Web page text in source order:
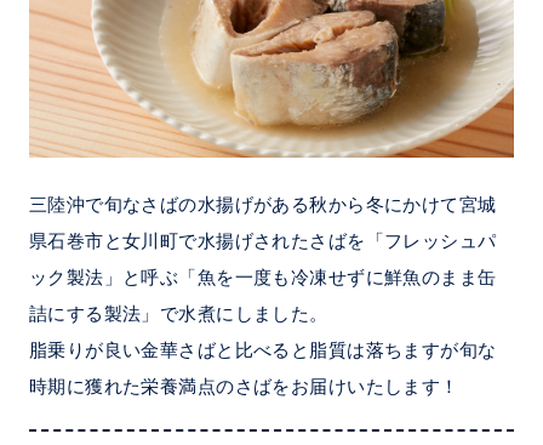
三陸沖で旬なさばの水揚げがある秋から冬にかけて宮城
県石巻市と女川町で水揚げされたさばを「フレッシュパ
ック製法」と呼ぶ「魚を一度も冷凍せずに鮮魚のまま缶
詰にする製法」で水煮にしました。
脂乗りが良い金華さばと比べると脂質は落ちますが旬な
時期に獲れた栄養満点のさばをお届けいたします！